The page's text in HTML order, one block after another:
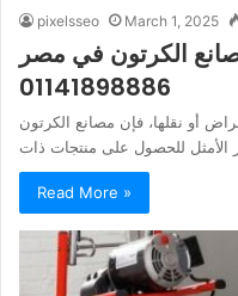
pixelsseo March 1, 2025
الكرتون في مصر
01141898886
أو نقلها، فإن مصانع الكرتون
Read More »